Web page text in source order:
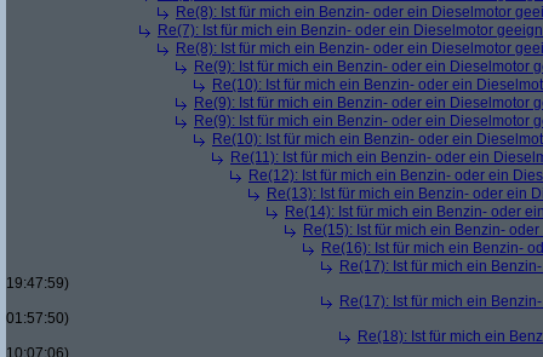
Re(8): Ist für mich ein Benzin- oder ein Dieselmotor
Re(7): Ist für mich ein Benzin- oder ein Dieselmotor
Re(8): Ist für mich ein Benzin- oder ein Dieselmotor
Re(9): Ist für mich ein Benzin- oder ein Dieselmotor
Re(10): Ist für mich ein Benzin- oder ein
Re(9): Ist für mich ein Benzin- oder ein Dieselmotor
Re(9): Ist für mich ein Benzin- oder ein Dieselmotor
Re(10): Ist für mich ein Benzin- oder ein
Re(11): Ist für mich ein Benzin- oder ein
Re(12): Ist für mich ein Benzin- oder ein
Re(13): Ist für mich ein Benzin- oder ein
Re(14): Ist für mich ein Benzin- oder
Re(15): Ist für mich ein Benzin-
Re(16): Ist für mich ein Benzin-
Re(17): Ist für mich ein
19:47:59)
Re(17): Ist für mich ein
01:57:50)
Re(18): Ist für mich ein
10:07:06)